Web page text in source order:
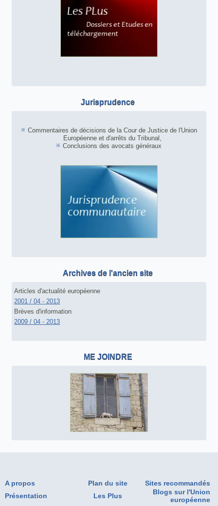
Jurisprudence
Commentaires de décisions de la Cour de Justice de l'Union
Européenne et d'arrêts du Tribunal,
Conclusions des avocats généraux
Archives de l'ancien site
Articles d'actualité européenne
2001 / 04 - 2013
Brèves d'information
2009 / 04 - 2013
ME JOINDRE
A propos Plan du site
Sites recommandés
Présentation
Les Plus
Blogs sur l'Union
européenne